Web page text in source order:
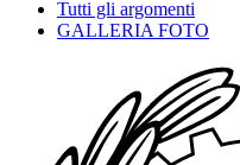
Tutti gli argomenti
GALLERIA FOTO